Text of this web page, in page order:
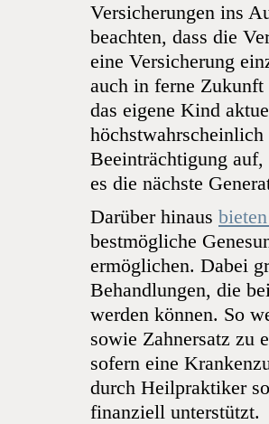
Versicherungen ins
beachten, dass die
eine Versicherung
auch in ferne Zukunft
das eigene Kind
Beeinträchtigung
es die nächste
Darüber hinaus
bestmögliche
ermöglichen. Dabei
Behandlungen, die
werden können. So
sowie Zahnersatz zu
sofern eine
durch Heilpraktiker
finanziell unterstützt.